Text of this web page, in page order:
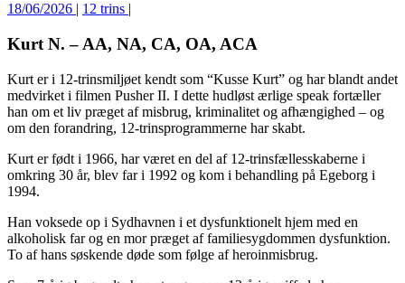
18/06/2026 | 12 trins |
Kurt N. – AA, NA, CA, OA, ACA
Kurt er i 12-trinsmiljøet kendt som “Kusse Kurt” og har blandt andet
medvirket i filmen Pusher II. I dette hudløst ærlige speak fortæller
han om et liv præget af misbrug, kriminalitet og afhængighed – og
om den forandring, 12-trinsprogrammerne har skabt.
Kurt er født i 1966, har været en del af 12-trinsfællesskaberne i
omkring 30 år, blev far i 1992 og kom i behandling på Egeborg i
1994.
Han voksede op i Sydhavnen i et dysfunktionelt hjem med en
alkoholisk far og en mor præget af familiesygdommen dysfunktion.
To af hans søskende døde som følge af heroinmisbrug.